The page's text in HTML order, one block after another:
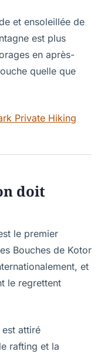
et ensoleillée de
est plus
en après-
quelle que
Private Hiking
doit
le premier
Bouches de Kotor
et
le regrettent
est attiré
rafting et la